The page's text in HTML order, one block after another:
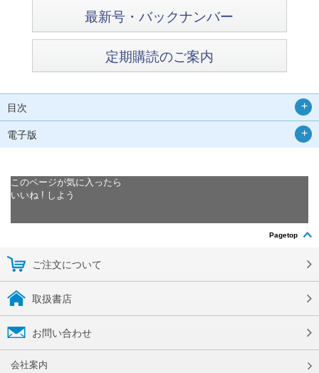
最新号・バックナンバー
定期購読のご案内
目次
電子版
このページが気に入ったら
いいね ! しよう
Pagetop
ご注文について
取扱書店
お問い合わせ
会社案内